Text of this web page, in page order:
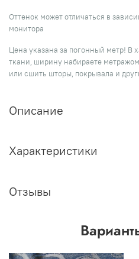
Оттенок может отличаться в
монитора
Цена указана за погонный метр! В
ткани, ширину набираете
или сшить шторы, покрывала и
Описание
Характеристики
Отзывы